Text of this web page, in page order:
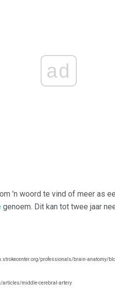
ad
'n woord te vind of meer as
genoem. Dit kan tot twee jaar
professionals/brain-anatomy/
articles/middle-cerebral-artery